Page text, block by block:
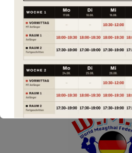
Im SCS wird Muay Thaibzw.
traditionellen Regeln
Kampfsport benutzt man
Kicktechnikenauch
verschiedeneClinch